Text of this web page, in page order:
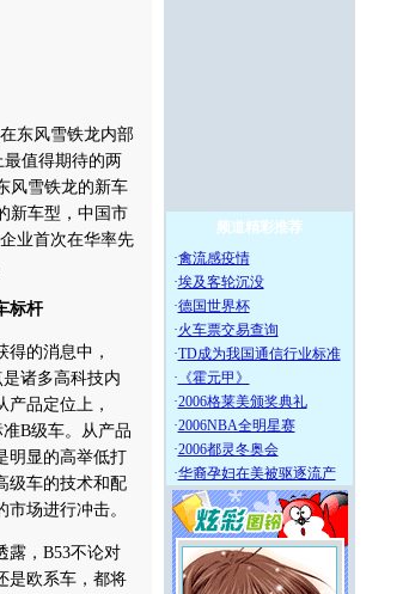
东风雪铁龙内部
值得期待的两
风雪铁龙的新车
新车型，中国市
业首次在华率先
杆
的消息中，
诸多高科技内
产品定位上，
B级车。从产品
明显的高举低打
级车的技术和配
场进行冲击。
，B53不论对
是欧系车，都将
频道精彩推荐
·禽流感疫情
·埃及客轮沉没
·德国世界杯
·火车票交易查询
·TD成为我国通信行业标准
· 《霍元甲》
·2006格莱美颁奖典礼
·2006NBA全明星赛
·2006都灵冬奥会
·华裔孕妇在美被驱逐流产